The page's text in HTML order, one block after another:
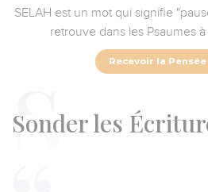
SELAH est un mot qui signifie
retrouve dans les Psaumes
Recevoir la
Sonder les